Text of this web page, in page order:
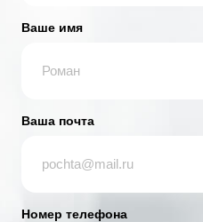
Ваше имя
Ваша почта
Номер телефона